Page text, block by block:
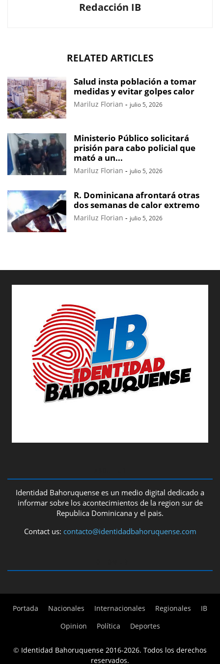
Redacción IB
RELATED ARTICLES
Salud insta población a tomar
medidas y evitar golpes calor
Mariluz Florian - julio 5, 2026
Ministerio Público solicitará
prisión para cabo policial que
mató a un...
Mariluz Florian - julio 5, 2026
R. Dominicana afrontará otras
dos semanas de calor extremo
Mariluz Florian - julio 5, 2026
Identidad Bahoruquense es un medio digital dedicado a
informar sobre los acontecimientos de la region sur de
Republica Dominicana y el pais.
Contact us: contacto@identidadbahoruquense.com
Portada Nacionales Internacionales Regionales
IB
Opinion
Política Deportes
© Identidad Bahoruquense 2016-2026. Todos los derechos
reservados.